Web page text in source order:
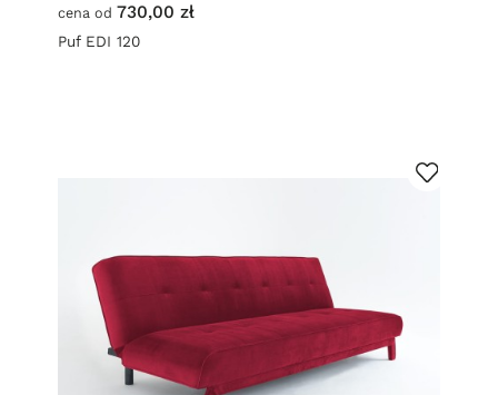
cena od 730,00 zł
Puf EDI 120